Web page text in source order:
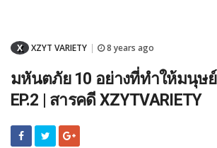
X XZYT VARIETY 8 years ago
มหันตภัย 10 อย่างที่ทำให้มนุษ
EP.2 | สารคดี XZYTVARIETY